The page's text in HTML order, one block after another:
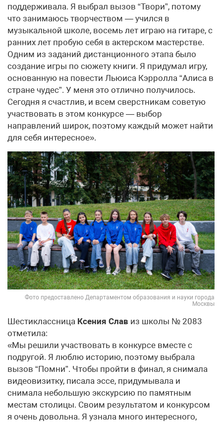
поддерживала. Я выбрал вызов “Твори”, потому
что занимаюсь творчеством — учился в
музыкальной школе, восемь лет играю на гитаре, с
ранних лет пробую себя в актерском мастерстве.
Одним из заданий дистанционного этапа было
создание игры по сюжету книги. Я придумал игру,
основанную на повести Льюиса Кэрролла “Алиса в
стране чудес”. У меня это отлично получилось.
Сегодня я счастлив, и всем сверстникам советую
участвовать в этом конкурсе — выбор
направлений широк, поэтому каждый может найти
для себя интересное».
Фото предоставлено Департаментом образования и науки города
Москвы
Шестиклассница Ксения Слав из школы № 2083
отметила:
«Мы решили участвовать в конкурсе вместе с
подругой. Я люблю историю, поэтому выбрала
вызов “Помни”. Чтобы пройти в финал, я снимала
видеовизитку, писала эссе, придумывала и
снимала небольшую экскурсию по памятным
местам столицы. Своим результатом и конкурсом
я очень довольна. Я узнала много интересного,